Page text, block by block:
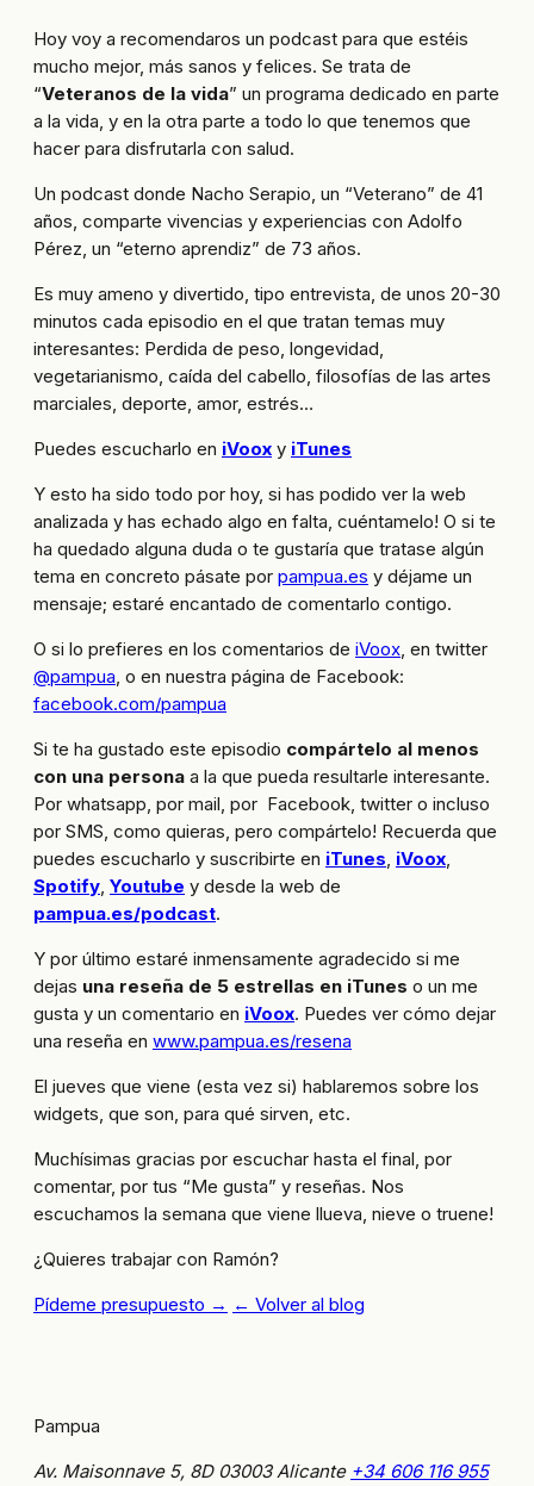
Hoy voy a recomendaros un podcast para que estéis
mucho mejor, más sanos y felices. Se trata de
“Veteranos de la vida” un programa dedicado en parte
a la vida, y en la otra parte a todo lo que tenemos que
hacer para disfrutarla con salud.
Un podcast donde Nacho Serapio, un “Veterano” de 41
años, comparte vivencias y experiencias con Adolfo
Pérez, un “eterno aprendiz” de 73 años.
Es muy ameno y divertido, tipo entrevista, de unos 20-30
minutos cada episodio en el que tratan temas muy
interesantes: Perdida de peso, longevidad,
vegetarianismo, caída del cabello, filosofías de las artes
marciales, deporte, amor, estrés…
Puedes escucharlo en iVoox y iTunes
Y esto ha sido todo por hoy, si has podido ver la web
analizada y has echado algo en falta, cuéntamelo! O si te
ha quedado alguna duda o te gustaría que tratase algún
tema en concreto pásate por pampua.es y déjame un
mensaje; estaré encantado de comentarlo contigo.
O si lo prefieres en los comentarios de iVoox , en twitter
@pampua , o en nuestra página de Facebook:
facebook.com/pampua
Si te ha gustado este episodio compártelo al menos
con una persona a la que pueda resultarle interesante.
Por whatsapp, por mail, por Facebook, twitter o incluso
por SMS, como quieras, pero compártelo! Recuerda que
puedes escucharlo y suscribirte en iTunes iVoox
Spotify Youtube y desde la web de
pampua.es/podcast.
Y por último estaré inmensamente agradecido si me
dejas una reseña de 5 estrellas en iTunes o un me
gusta y un comentario en iVoox. Puedes ver cómo dejar
una reseña en www.pampua.es/resena
El jueves que viene (esta vez si) hablaremos sobre los
widgets, que son, para qué sirven, etc.
Muchísimas gracias por escuchar hasta el final, por
comentar, por tus “Me gusta” y reseñas. Nos
escuchamos la semana que viene llueva, nieve o truene!
¿Quieres trabajar con Ramón?
Pídeme presupuesto → ← Volver al blog
Pampua
Av. Maisonnave 5, 8D 03003 Alicante +34 606 116 955